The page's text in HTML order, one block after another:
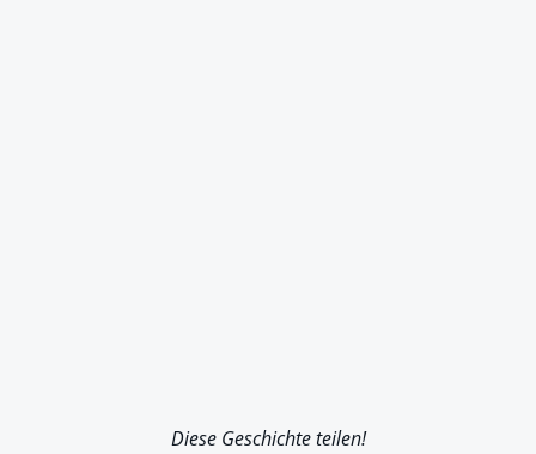
Diese Geschichte teilen!